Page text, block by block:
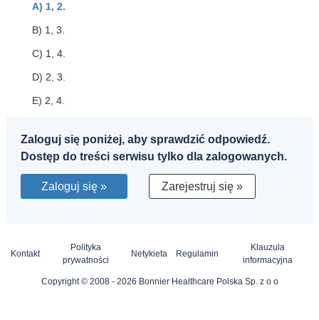
A) 1, 2.
B) 1, 3.
C) 1, 4.
D) 2, 3.
E) 2, 4.
Zaloguj się poniżej, aby sprawdzić odpowiedź.
Dostęp do treści serwisu tylko dla zalogowanych.
Zaloguj się » Zarejestruj się »
Kontakt
Polityka
prywatności
Netykieta Regulamin
Klauzula
informacyjna
Copyright © 2008 - 2026 Bonnier Healthcare Polska Sp. z o o